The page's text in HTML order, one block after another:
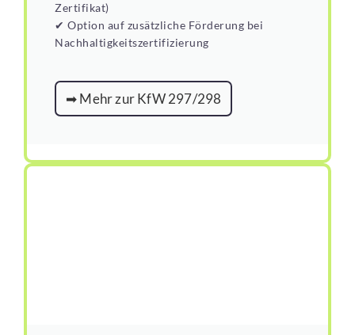
Zertifikat)
✔ Option auf zusätzliche Förderung bei
Nachhaltigkeitszertifizierung
➡ Mehr zur KfW 297/298